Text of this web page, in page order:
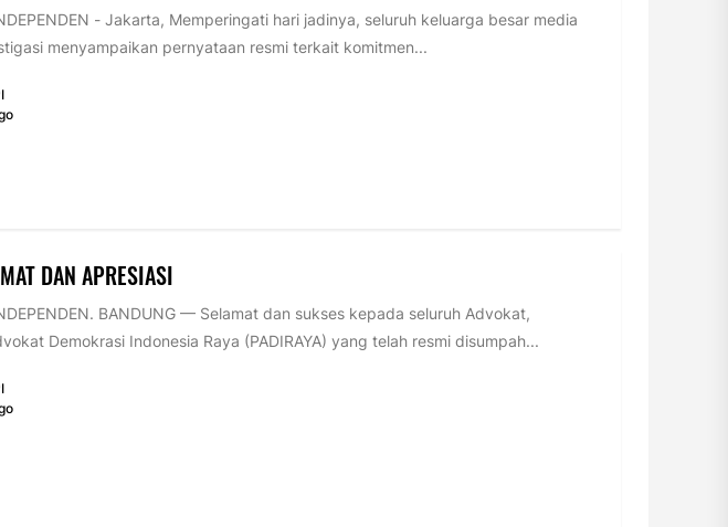
- Jakarta, Memperingati hari jadinya, seluruh keluarga besar media
menyampaikan pernyataan resmi terkait komitmen...
DAN APRESIASI
BANDUNG — Selamat dan sukses kepada seluruh Advokat,
Demokrasi Indonesia Raya (PADIRAYA) yang telah resmi disumpah...